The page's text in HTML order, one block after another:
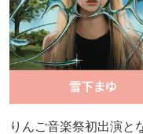
りんご音楽祭初出演と